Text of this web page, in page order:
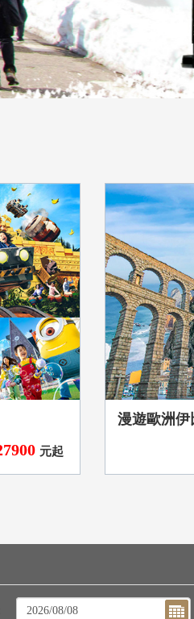
元起
漫遊歐洲伊